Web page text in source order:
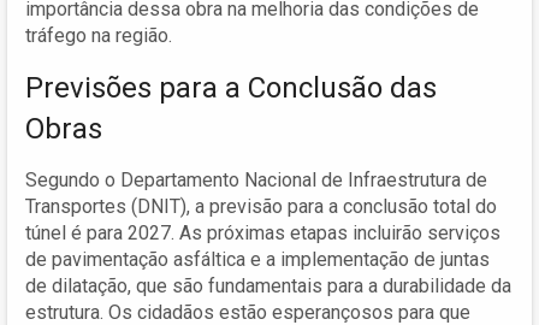
importância dessa obra na melhoria das condições de
tráfego na região.
Previsões para a Conclusão das
Obras
Segundo o Departamento Nacional de Infraestrutura de
Transportes (DNIT), a previsão para a conclusão total do
túnel é para 2027. As próximas etapas incluirão serviços
de pavimentação asfáltica e a implementação de juntas
de dilatação, que são fundamentais para a durabilidade da
estrutura. Os cidadãos estão esperançosos para que